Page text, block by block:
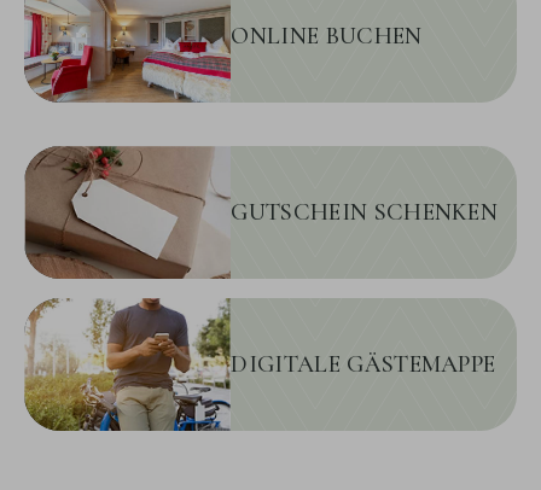
ONLINE BUCHEN
GUTSCHEIN SCHENKEN
DIGITALE GÄSTEMAPPE